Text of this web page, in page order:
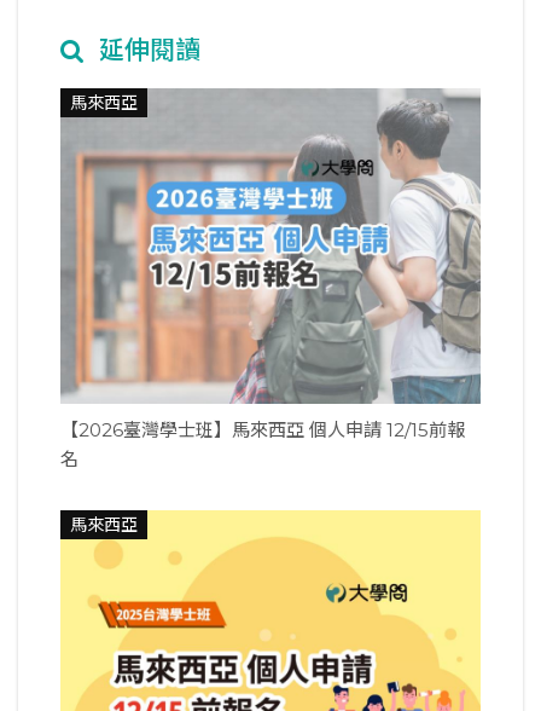
延伸閱讀
馬來西亞
【2026臺灣學士班】馬來西亞 個人申請 12/15前報
名
馬來西亞